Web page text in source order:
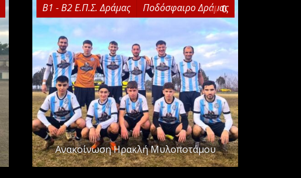
Β1 - Β2 Ε.Π.Σ. Δράμας Ποδόσφαιρο Δράμας
0
Ανακοίνωση Ηρακλή Μυλοποτάμου